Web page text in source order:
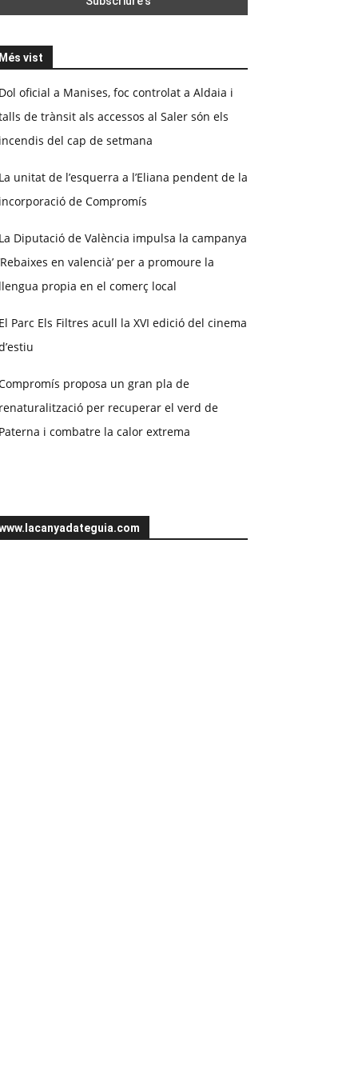
Més vist
Dol oficial a Manises, foc controlat a Aldaia i
de trànsit als accessos al Saler són els
incendis del cap de setmana
La unitat de l’esquerra a l’Eliana pendent de la
incorporació de Compromís
La Diputació de València impulsa la campanya
en valencià’ per a promoure la
llengua propia en el comerç local
El Parc Els Filtres acull la XVI edició del cinema
proposa un gran pla de
renaturalització per recuperar el verd de
Paterna i combatre la calor extrema